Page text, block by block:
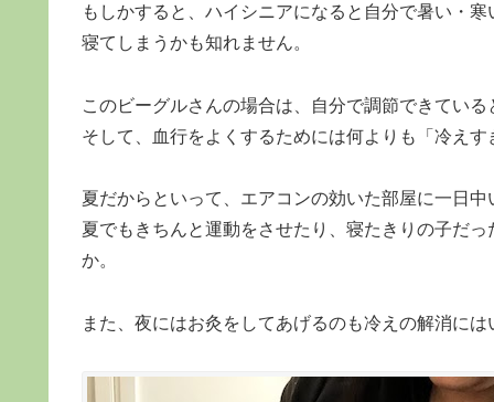
もしかすると、ハイシニアになると自分で暑い・
寝てしまうかも知れません。
このビーグルさんの場合は、自分で調節できてい
そして、血行をよくするためには何よりも「冷え
夏だからといって、エアコンの効いた部屋に一日
夏でもきちんと運動をさせたり、寝たきりの子だ
か。
また、夜にはお灸をしてあげるのも冷えの解消には